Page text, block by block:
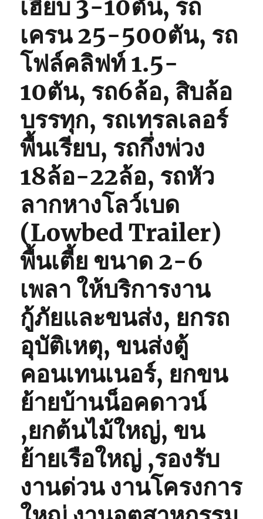
เฮี๊ยบ 3-10ตัน, รถ
เครน 25-500ตัน, รถ
โฟล์คลิฟท์ 1.5-
10ตัน, รถ6ล้อ, สิบล้อ
บรรทุก, รถเทรลเลอร์
พื้นเรียบ, รถกึ่งพ่วง
18ล้อ-22ล้อ, รถหัว
ลากหางโลว์เบด
(Lowbed Trailer)
พื้นเตี้ย ขนาด 2-6
เพลา ให้บริการงาน
กู้ภัยและขนส่ง, ยกรถ
อุบัติเหตุ, ขนส่งตู้
คอนเทนเนอร์, ยกขน
ย้ายบ้านน็อคดาวน์
,ยกต้นไม้ใหญ่, ขน
ย้ายเรือใหญ่ ,รองรับ
งานด่วน งานโครงการ